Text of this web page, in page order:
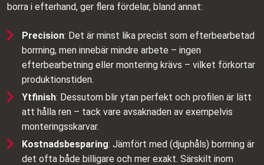
borra i efterhand, ger flera fördelar, bland annat:
Precision: Det är minst lika precist som efterbearbetad
borrning, men innebär mindre arbete – ingen
efterbearbetning eller montering krävs – vilket förkortar
produktionstiden.
Ytfinish: Dessutom blir ytan perfekt och profilen är lätt
att hålla ren – tack vare avsaknaden av exempelvis
monteringsskarvar.
Kostnadsbesparing: Jämfört med (djuphåls) borrning är
det ofta både billigare och mer exakt. Särskilt inom